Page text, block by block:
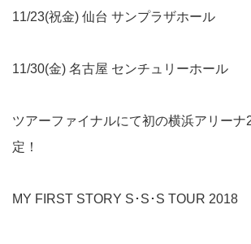
11/23(祝金) 仙台 サンプラザホール
11/30(金) 名古屋 センチュリーホール
ツアーファイナルにて初の横浜アリーナ
定！
MY FIRST STORY S･S･S TOUR 2018